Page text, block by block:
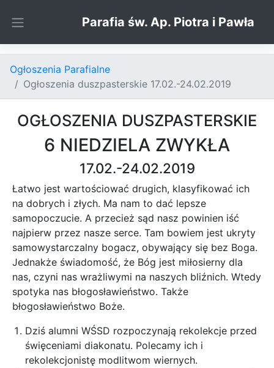
Parafia św. Ap. Piotra i Pawła
Ogłoszenia Parafialne
Ogłoszenia duszpasterskie 17.02.-24.02.2019
OGŁOSZENIA DUSZPASTERSKIE
6 NIEDZIELA ZWYKŁA
17.02.-24.02.2019
Łatwo jest wartościować drugich, klasyfikować ich
na dobrych i złych. Ma nam to dać lepsze
samopoczucie. A przecież sąd nasz powinien iść
najpierw przez nasze serce. Tam bowiem jest ukryty
samowystarczalny bogacz, obywający się bez Boga.
Jednakże świadomość, że Bóg jest miłosierny dla
nas, czyni nas wrażliwymi na naszych bliźnich. Wtedy
spotyka nas błogosławieństwo. Także
błogosławieństwo Boże.
Dziś alumni WŚSD rozpoczynają rekolekcje przed
święceniami diakonatu. Polecamy ich i
rekolekcjonistę modlitwom wiernych.